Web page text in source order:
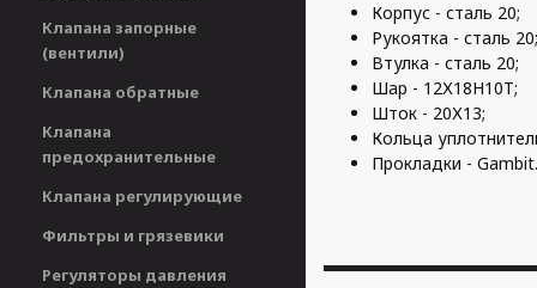
Клапана запорные
(вентили)
Клапана обратные
Клапана
предохранительные
Клапана регулирующие
Фильтры и грязевики
Регуляторы давления
Корпус - сталь 20;
Рукоятка - сталь 20;
Втулка - сталь 20;
Шар - 12Х18Н10Т;
Шток - 20Х13;
Кольца
Прокладки - Gambit.